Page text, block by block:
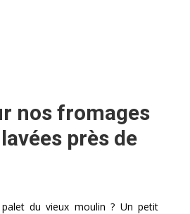
nos fromages
près de
palet du vieux moulin ? Un petit